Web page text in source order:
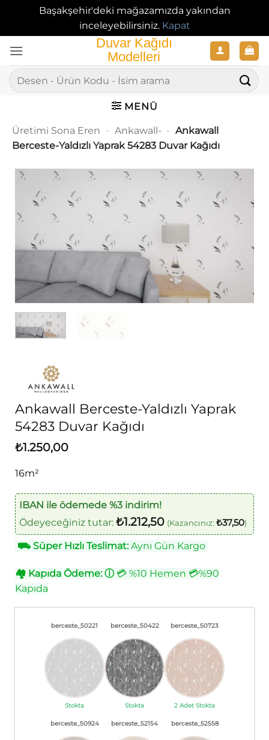
Başakşehir'deki mağazamızda yakından
inceleyebilirsiniz. Kapat
atla
Ara:
MENÜ
Üretimi Sona Eren - Ankawall- - Ankawall
Berceste-Yaldızlı Yaprak 54283 Duvar Kağıdı
Ankawall Berceste-Yaldızlı Yaprak
54283 Duvar Kağıdı
₺1.250,00
16m²
IBAN ile ödemede %3 indirim!
Ödeyeceğiniz tutar: ₺1.212,50 (Kazancınız: ₺37,50)
⛟Süper Hızlı Teslimat:Aynı Gün Kargo
🏘 Kapıda Ödeme: ⓘ💳 %10 Hemen 💳%90
Kapıda
berceste_50221
Stokta
berceste_50422
Stokta
berceste_50723
2 Adet Stokta
berceste_50924 berceste_52154 berceste_52558